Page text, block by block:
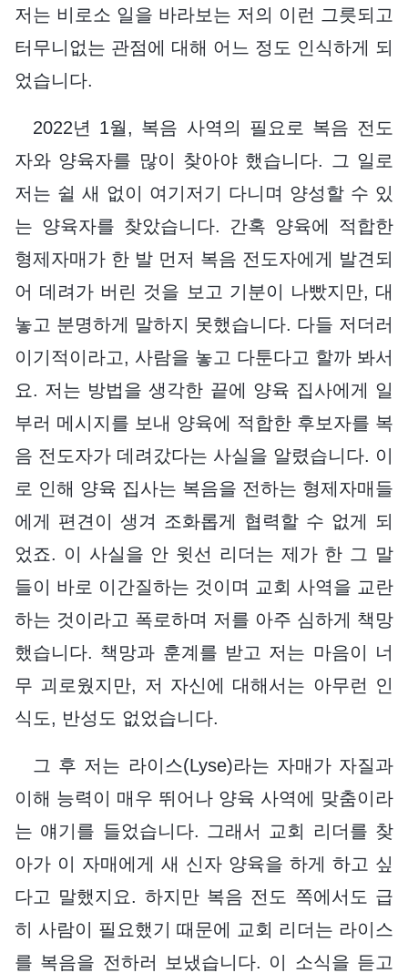
저는 비로소 일을 바라보는 저의 이런 그릇되고
터무니없는 관점에 대해 어느 정도 인식하게 되
었습니다.
2022년 1월, 복음 사역의 필요로 복음 전도
자와 양육자를 많이 찾아야 했습니다. 그 일로
저는 쉴 새 없이 여기저기 다니며 양성할 수 있
는 양육자를 찾았습니다. 간혹 양육에 적합한
형제자매가 한 발 먼저 복음 전도자에게 발견되
어 데려가 버린 것을 보고 기분이 나빴지만, 대
놓고 분명하게 말하지 못했습니다. 다들 저더러
이기적이라고, 사람을 놓고 다툰다고 할까 봐서
요. 저는 방법을 생각한 끝에 양육 집사에게 일
부러 메시지를 보내 양육에 적합한 후보자를 복
음 전도자가 데려갔다는 사실을 알렸습니다. 이
로 인해 양육 집사는 복음을 전하는 형제자매들
에게 편견이 생겨 조화롭게 협력할 수 없게 되
었죠. 이 사실을 안 윗선 리더는 제가 한 그 말
들이 바로 이간질하는 것이며 교회 사역을 교란
하는 것이라고 폭로하며 저를 아주 심하게 책망
했습니다. 책망과 훈계를 받고 저는 마음이 너
무 괴로웠지만, 저 자신에 대해서는 아무런 인
식도, 반성도 없었습니다.
그 후 저는 라이스(Lyse)라는 자매가 자질과
이해 능력이 매우 뛰어나 양육 사역에 맞춤이라
는 얘기를 들었습니다. 그래서 교회 리더를 찾
아가 이 자매에게 새 신자 양육을 하게 하고 싶
다고 말했지요. 하지만 복음 전도 쪽에서도 급
히 사람이 필요했기 때문에 교회 리더는 라이스
를 복음을 전하러 보냈습니다. 이 소식을 듣고